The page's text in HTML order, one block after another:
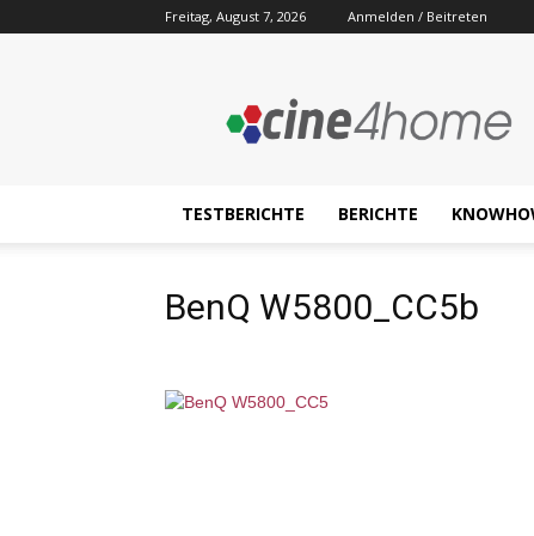
Freitag, August 7, 2026 Anmelden / Beitreten
TESTBERICHTE BERICHTE
BenQ W5800_CC5b